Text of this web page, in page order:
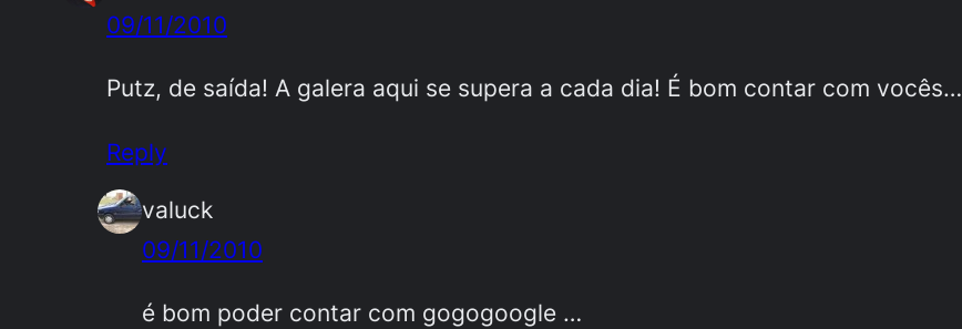
09/11/2010
Putz, de saída! A galera aqui se supera a cada dia! É bom contar com vocês…
Reply
valuck
09/11/2010
é bom poder contar com gogogoogle …